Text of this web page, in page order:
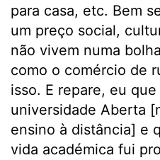
para casa, etc. Bem
um preço social,
não vivem numa
como o comércio de
isso. E repare, eu
universidade Aberta
ensino à distância] e
vida académica fui